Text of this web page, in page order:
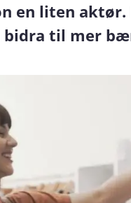
en liten
bidra til mer